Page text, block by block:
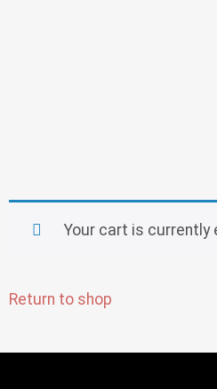
Your cart is currently
Return to shop